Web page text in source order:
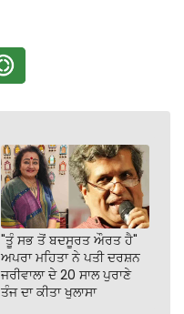
"ਤੂੰ ਸਭ ਤੋਂ ਬਦਸੂਰਤ ਔਰਤ ਹੈ"
ਅਪਰਾ ਮਹਿਤਾ ਨੇ ਪਤੀ ਦਰਸ਼ਨ
ਜਰੀਵਾਲਾ ਦੇ 20 ਸਾਲ ਪੁਰਾਣੇ
ਤੰਜ ਦਾ ਕੀਤਾ ਖੁਲਾਸਾ